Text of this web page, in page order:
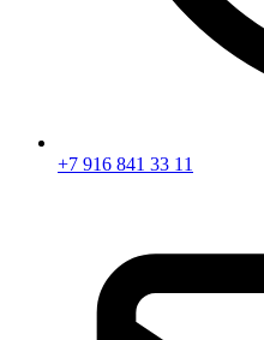
+7 916 841 33 11